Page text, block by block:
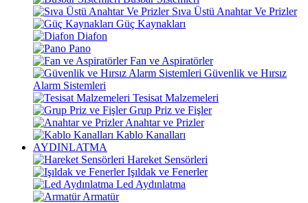
Sıva Üstü Anahtar Ve Prizler
Güç Kaynakları
Diafon
Pano
Fan ve Aspiratörler
Güvenlik ve Hırsız
Alarm Sistemleri
Tesisat Malzemeleri
Grup Priz ve Fişler
Anahtar ve Prizler
Kablo Kanalları
AYDINLATMA
Hareket Sensörleri
Işıldak ve Fenerler
Led Aydınlatma
Armatür